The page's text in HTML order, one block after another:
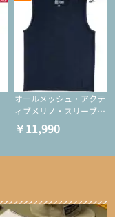
オールメッシュ・アクテ
ィブメリノ・スリーブレ
ス
￥11,990